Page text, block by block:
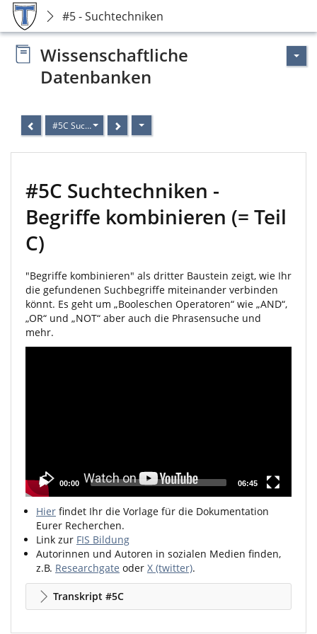
#5 - Suchtechniken
Wissenschaftliche
Datenbanken
#5C Suchtechniken - Begriffe kombinieren (= Teil C)
#5C Suchtechniken -
Begriffe kombinieren (= Teil
C)
"Begriffe kombinieren" als dritter Baustein zeigt, wie Ihr
die gefundenen Suchbegriffe miteinander verbinden
könnt. Es geht um „Booleschen Operatoren“ wie „AND“,
„OR“ und „NOT“ aber auch die Phrasensuche und
mehr.
00:00 06:45
Hier findet Ihr die Vorlage für die Dokumentation
Eurer Recherchen.
Link zur FIS Bildung
Autorinnen und Autoren in sozialen Medien finden,
z.B. Researchgate oder X (twitter).
Transkript #5C